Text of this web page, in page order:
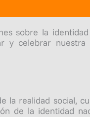
sobre la identidad
y celebrar nuestra
la realidad social,
de la identidad